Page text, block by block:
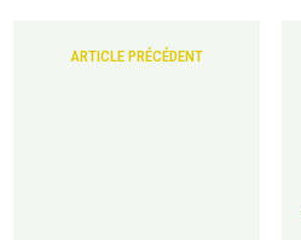
ARTICLE PRÉCÉDENT